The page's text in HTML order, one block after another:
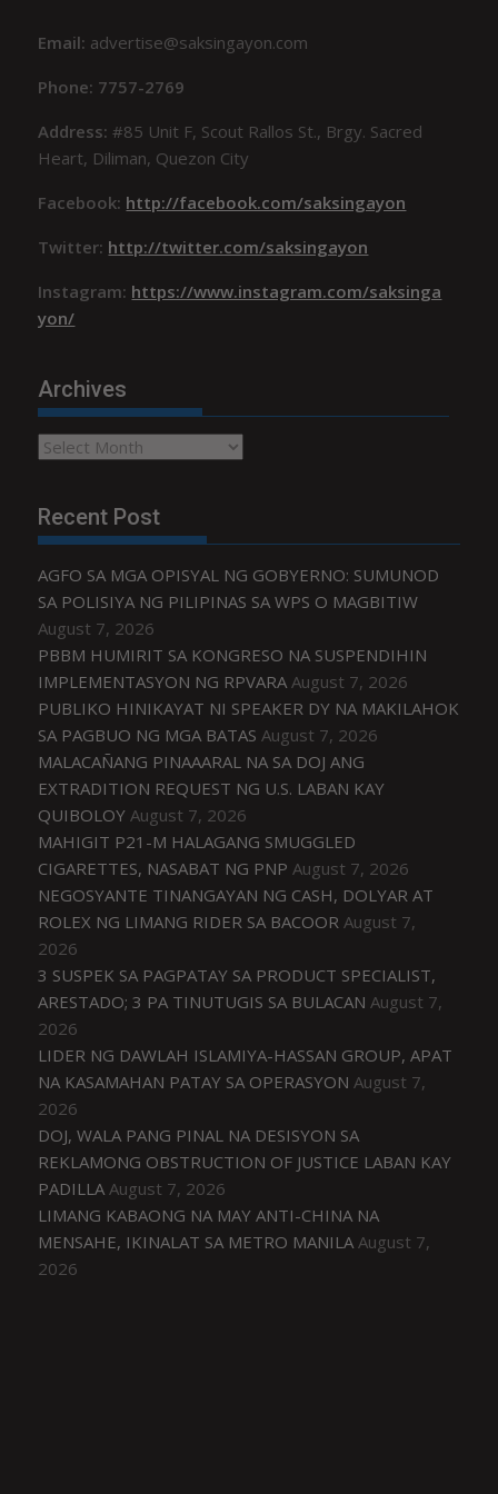
Email: advertise@saksingayon.com
Phone: 7757-2769
Address:#85 Unit F, Scout Rallos St., Brgy. Sacred
Heart, Diliman, Quezon City
Facebook: http://facebook.com/saksingayon
Twitter: http://twitter.com/saksingayon
Instagram: https://www.instagram.com/saksinga
yon/
Archives
Archives
Recent Post
AGFO SA MGA OPISYAL NG GOBYERNO: SUMUNOD
SA POLISIYA NG PILIPINAS SA WPS O MAGBITIW
August 7, 2026
PBBM HUMIRIT SA KONGRESO NA SUSPENDIHIN
IMPLEMENTASYON NG RPVARA August 7, 2026
PUBLIKO HINIKAYAT NI SPEAKER DY NA MAKILAHOK
SA PAGBUO NG MGA BATAS August 7, 2026
MALACAÑANG PINAAARAL NA SA DOJ ANG
EXTRADITION REQUEST NG U.S. LABAN KAY
QUIBOLOY August 7, 2026
MAHIGIT P21-M HALAGANG SMUGGLED
CIGARETTES, NASABAT NG PNP August 7, 2026
NEGOSYANTE TINANGAYAN NG CASH, DOLYAR AT
ROLEX NG LIMANG RIDER SA BACOOR August 7,
2026
3 SUSPEK SA PAGPATAY SA PRODUCT SPECIALIST,
ARESTADO; 3 PA TINUTUGIS SA BULACAN August 7,
2026
LIDER NG DAWLAH ISLAMIYA-HASSAN GROUP, APAT
NA KASAMAHAN PATAY SA OPERASYON August 7,
2026
DOJ, WALA PANG PINAL NA DESISYON SA
REKLAMONG OBSTRUCTION OF JUSTICE LABAN KAY
PADILLA August 7, 2026
LIMANG KABAONG NA MAY ANTI-CHINA NA
MENSAHE, IKINALAT SA METRO MANILA August 7,
2026